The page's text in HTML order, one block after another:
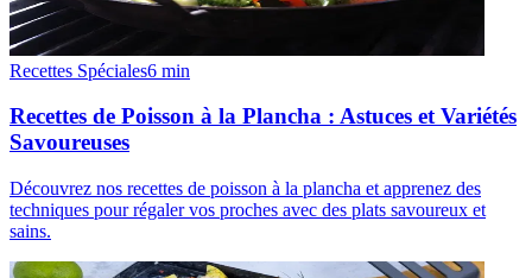
Recettes Spéciales6 min
Recettes de Poisson à la Plancha : Astuces et Variétés
Savoureuses
Découvrez nos recettes de poisson à la plancha et apprenez des
techniques pour régaler vos proches avec des plats savoureux et
sains.